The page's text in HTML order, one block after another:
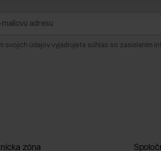
svojich údajov vyjadrujete súhlas so zasielaním
zóna